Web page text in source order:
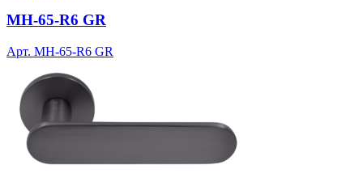
MH-65-R6 GR
Арт. MH-65-R6 GR